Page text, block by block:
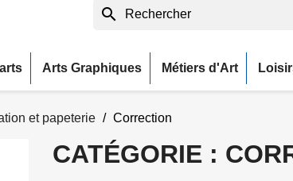
search
Arts Graphiques Métiers d'Art
et papeterie Correction
CATÉGORIE :